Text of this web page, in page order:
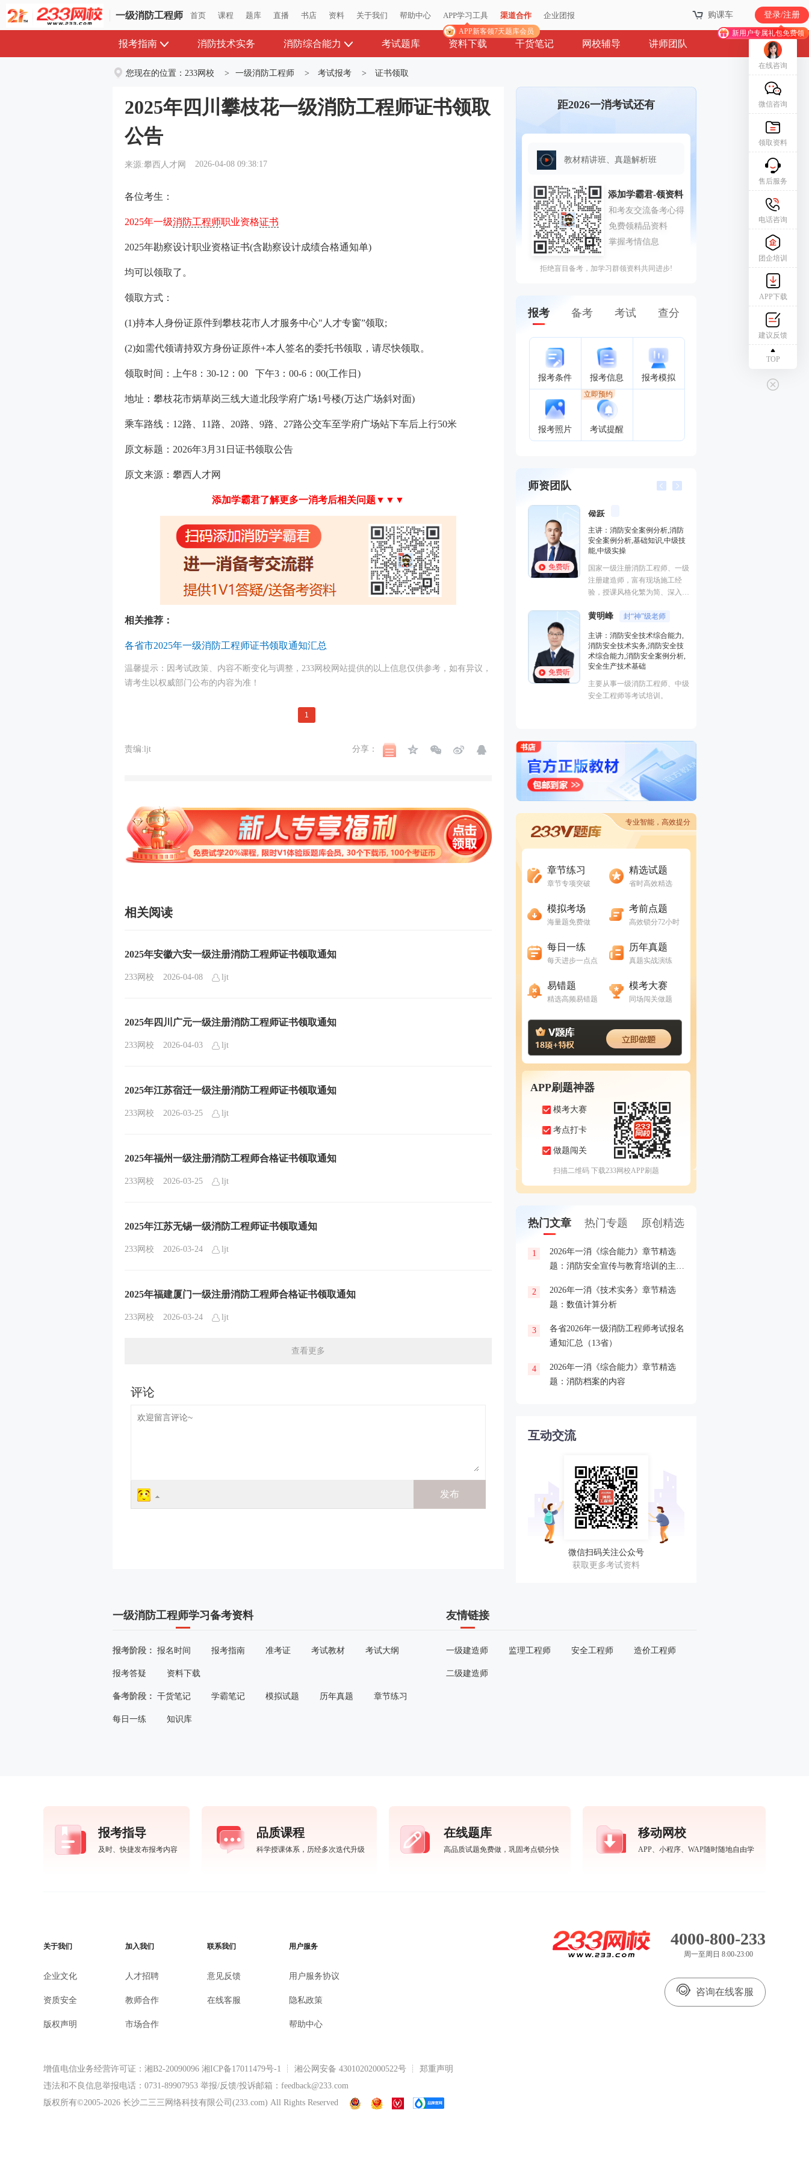
一级消防工程师 首页 课程 题库 直播 书店 资料 关于我们 帮助中心 APP学习工具
APP新客领7天题库会员
渠道合作 企业团报 购课车 登录/注册
新用户专属礼包免费领
报考指南 消防技术实务 消防综合能力 考试题库 资料下载 干货笔记 网校辅导 讲师团队
您现在的位置： 233网校 > 一级消防工程师 > 考试报考 > 证书领取
2025年四川攀枝花一级消防工程师证书领取
公告
来源:攀西人才网 2026-04-08 09:38:17
各位考生：
2025年一级消防工程师职业资格证书
2025年勘察设计职业资格证书(含勘察设计成绩合格通知单)
均可以领取了。
领取方式：
(1)持本人身份证原件到攀枝花市人才服务中心"人才专窗”领取;
(2)如需代领请持双方身份证原件+本人签名的委托书领取，请尽快领取。
领取时间：上午8：30-12：00 下午3：00-6：00(工作日)
地址：攀枝花市炳草岗三线大道北段学府广场1号楼(万达广场斜对面)
乘车路线：12路、11路、20路、9路、27路公交车至学府广场站下车后上行50米
原文标题：2026年3月31日证书领取公告
原文来源：攀西人才网
添加学霸君了解更多一消考后相关问题▼▼▼
相关推荐：
各省市2025年一级消防工程师证书领取通知汇总
温馨提示：因 考试政策、内容不断变化与调整，233网校 网站提供的以上信息仅供参考，如有异议，
请考生以权威部门公布的内容为准！
1
责编:ljt 分享：
相关阅读
2025年安徽六安一级注册消防工程师证书领取通知
233网校 2026-04-08 ljt
2025年四川广元一级注册消防工程师证书领取通知
233网校 2026-04-03 ljt
2025年江苏宿迁一级注册消防工程师证书领取通知
233网校 2026-03-25 ljt
2025年福州一级注册消防工程师合格证书领取通知
233网校 2026-03-25 ljt
2025年江苏无锡一级消防工程师证书领取通知
233网校 2026-03-24 ljt
2025年福建厦门一级注册消防工程师合格证书领取通知
233网校 2026-03-24 ljt
查看更多
距2026一消考试还有
教材精讲班、真题解析班
拒绝盲目备考，加学习群领资料共同进步!
报考 备考 考试 查分
报考条件 报考信息 报考模拟
报考照片 考试提醒
立即预约
师资团队
免费听
侯跃
主讲：消防安全案例分析,消防
安全案例分析,基础知识,中级技
能,中级实操
国家一级注册消防工程师、一级
注册建造师，富有现场施工经
验，授课风格化繁为简、深入浅
免费听
黄明峰 封“神”级老师
主讲：消防安全技术综合能力,
消防安全技术实务,消防安全技
术综合能力,消防安全案例分析,
安全生产技术基础
主要从事一级消防工程师、中级
安全工程师等考试培训。
专业智能，高效提分
章节练习
章节专项突破
精选试题
省时高效精选
模拟考场
海量题免费做
考前点题
高效锁分72小时
每日一练
每天进步一点点
历年真题
真题实战演练
易错题
精选高频易错题
模考大赛
同场闯关做题
APP刷题神器
模考大赛
考点打卡
做题闯关
扫描二维码 下载233网校APP刷题
热门文章 热门专题 原创精选
1
2026年一消《综合能力》章节精选
题：消防安全宣传与教育培训的主要
2
2026年一消《技术实务》章节精选
题：数值计算分析
3
各省2026年一级消防工程师考试报名
通知汇总（13省）
4
2026年一消《综合能力》章节精选
题：消防档案的内容
互动交流
微信扫码关注公众号
获取更多考试资料
一级消防工程师学习备考资料
报考阶段： 报名时间 报考指南 准考证 考试教材 考试大纲
报考答疑 资料下载
备考阶段： 干货笔记 学霸笔记 模拟试题 历年真题 章节练习
每日一练 知识库
友情链接
一级建造师 监理工程师 安全工程师 造价工程师
二级建造师
报考指导
及时、快捷发布报考内容
品质课程
科学授课体系，历经多次迭代升级
在线题库
高品质试题免费做，巩固考点锁分快
移动网校
APP、小程序、WAP随时随地自由学
关于我们
企业文化
资质安全
版权声明
加入我们
人才招聘
教师合作
市场合作
联系我们
意见反馈
在线客服
用户服务
用户服务协议
隐私政策
帮助中心
4000-800-233
周一至周日 8:00-23:00
咨询在线客服
增值电信业务经营许可证：湘B2-20090096 湘ICP备17011479号-1 ┊ 湘公网安备 43010202000522号 ┊ 郑重声明
违法和不良信息举报电话：0731-89907953 举报/反馈/投诉邮箱：feedback@233.com
版权所有©2005-2026 长沙二三三网络科技有限公司(233.com) All Rights Reserved
在线咨询
微信咨询
领取资料
售后服务
电话咨询
团企培训
APP下载
建议反馈
TOP